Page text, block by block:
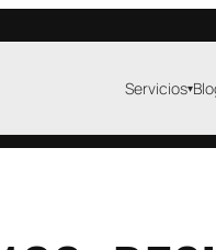
Servicios▾